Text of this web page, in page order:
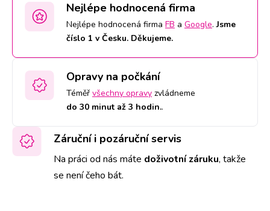
Nejlépe hodnocená firma
Nejlépe hodnocená firma FB a Google.Jsme
číslo 1 v Česku. Děkujeme.
Opravy na počkání
Téměř všechny opravy zvládneme
do 30 minut až 3 hodin..
Záruční i pozáruční servis
Na práci od nás máte doživotní záruku, takže
se není čeho bát.